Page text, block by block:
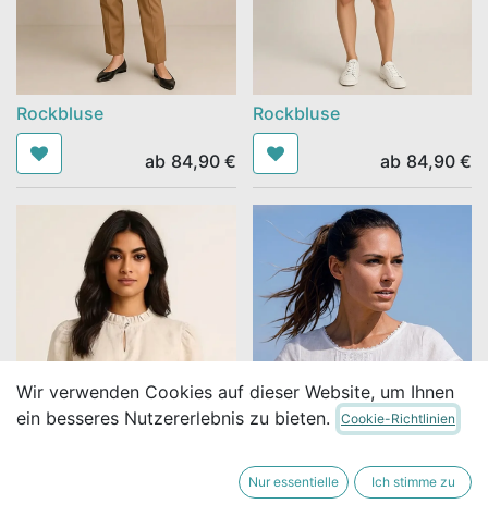
Rockbluse
ab 84,90€
Rockbluse
ab 84,90 €
Wir verwenden Cookies auf dieser Website, um Ihnen
ein besseres Nutzererlebnis zu bieten.
Cookie-Richtlinien
Nur essentielle Ich stimme zu